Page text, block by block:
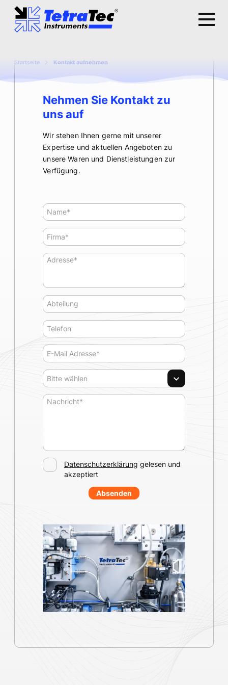
Startseite Kontakt aufnehmen
Nehmen Sie Kontakt zu
uns auf
Wir stehen Ihnen gerne mit unserer
Expertise und aktuellen Angeboten zu
unsere Waren und Dienstleistungen zur
Verfügung.
Datenschutzerklärung gelesen und
akzeptiert